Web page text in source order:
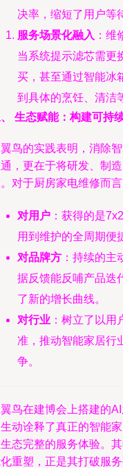
决率，缩短了用户等
服务场景化融入 ：
当系统提示滤芯需更
买，甚至通过智能冰
到具体的烹饪、清洁
生态赋能：构建可持
鸟的实践表明，消除
，更在于将研发、制
对于厨房家电维修而言
对用户 ：获得的是
用到维护的全周期便
对品牌方 ：持续的
据反馈能反哺产品迭
了新的增长曲线。
对行业 ：树立了以
准，推动智能家居行
争。
鸟在建博会上搭建的
动诠释了真正的智能
态完整的服务体验。
重塑，正是其打破服